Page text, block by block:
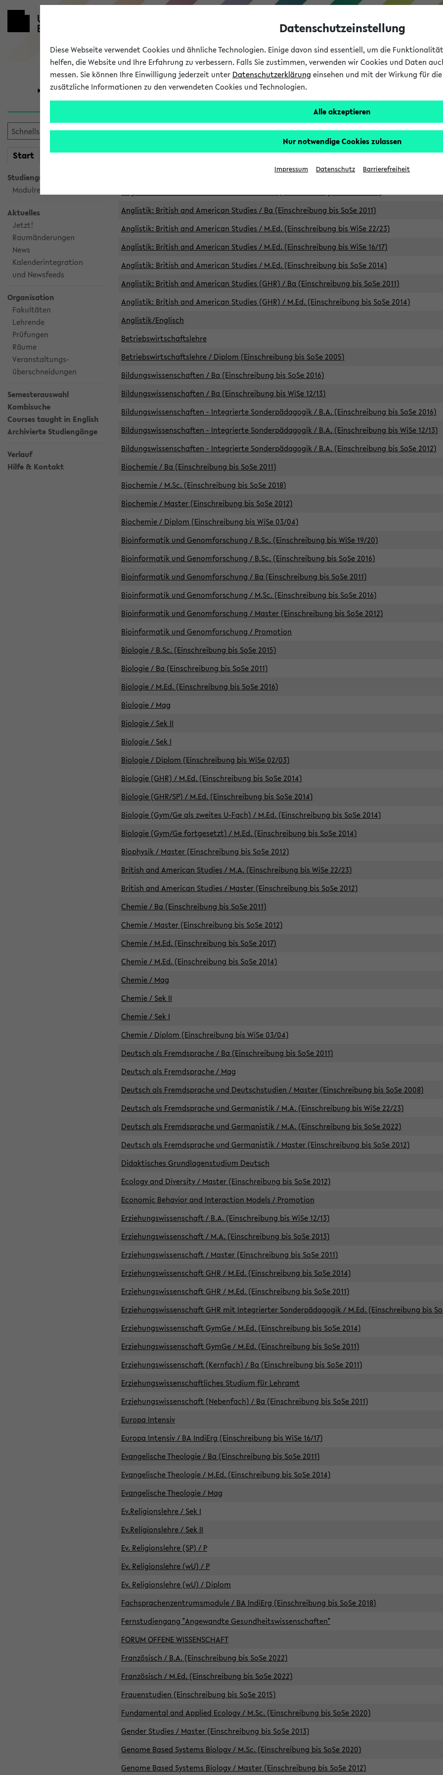
Universität Forschung Studium
Start meineKVV
Studiengangsauswahl
Modulrecherche
Aktuelles
Jetzt!
Raumänderungen
News
Kalenderintegration
und Newsfeeds
Organisation
Fakultäten
Lehrende
Prüfungen
Räume
Veranstaltungs-
überschneidungen
Semesterauswahl
Kombisuche
Courses taught in English
Archivierte Studiengänge
Verlauf
Hilfe & Kontakt
Archivierte Studiengänge
Anglistik: British and American Studies / B.A. (Einschreibung bis WiSe 16/17)
Anglistik: British and American Studies / B.A. (Einschreibung bis SoSe 2015)
Anglistik: British and American Studies / Ba (Einschreibung bis SoSe 2011)
Anglistik: British and American Studies / M.Ed. (Einschreibung bis WiSe 22/23)
Anglistik: British and American Studies / M.Ed. (Einschreibung bis WiSe 16/17)
Anglistik: British and American Studies / M.Ed. (Einschreibung bis SoSe 2014)
Anglistik: British and American Studies (GHR) / Ba (Einschreibung bis SoSe 2011)
Anglistik: British and American Studies (GHR) / M.Ed. (Einschreibung bis SoSe 2014)
Anglistik/Englisch
Betriebswirtschaftslehre
Betriebswirtschaftslehre / Diplom (Einschreibung bis SoSe 2005)
Bildungswissenschaften / Ba (Einschreibung bis SoSe 2016)
Bildungswissenschaften / Ba (Einschreibung bis WiSe 12/13)
Bildungswissenschaften - Integrierte Sonderpädagogik / B.A. (Einschreibung bis SoSe 2016)
Bildungswissenschaften - Integrierte Sonderpädagogik / B.A. (Einschreibung bis WiSe 12/13)
Bildungswissenschaften - Integrierte Sonderpädagogik / B.A. (Einschreibung bis SoSe 2012)
Biochemie / Ba (Einschreibung bis SoSe 2011)
Biochemie / M.Sc. (Einschreibung bis SoSe 2018)
Biochemie / Master (Einschreibung bis SoSe 2012)
Biochemie / Diplom (Einschreibung bis WiSe 03/04)
Bioinformatik und Genomforschung / B.Sc. (Einschreibung bis WiSe 19/20)
Bioinformatik und Genomforschung / B.Sc. (Einschreibung bis SoSe 2016)
Bioinformatik und Genomforschung / Ba (Einschreibung bis SoSe 2011)
Bioinformatik und Genomforschung / M.Sc. (Einschreibung bis SoSe 2016)
Bioinformatik und Genomforschung / Master (Einschreibung bis SoSe 2012)
Bioinformatik und Genomforschung / Promotion
Biologie / B.Sc. (Einschreibung bis SoSe 2015)
Biologie / Ba (Einschreibung bis SoSe 2011)
Biologie / M.Ed. (Einschreibung bis SoSe 2016)
Biologie / Mag
Biologie / Sek II
Biologie / Sek I
Biologie / Diplom (Einschreibung bis WiSe 02/03)
Biologie (GHR) / M.Ed. (Einschreibung bis SoSe 2014)
Biologie (GHR/SP) / M.Ed. (Einschreibung bis SoSe 2014)
Biologie (Gym/Ge als zweites U-Fach) / M.Ed. (Einschreibung bis SoSe 2014)
Biologie (Gym/Ge fortgesetzt) / M.Ed. (Einschreibung bis SoSe 2014)
Biophysik / Master (Einschreibung bis SoSe 2012)
British and American Studies / M.A. (Einschreibung bis WiSe 22/23)
British and American Studies / Master (Einschreibung bis SoSe 2012)
Chemie / Ba (Einschreibung bis SoSe 2011)
Chemie / Master (Einschreibung bis SoSe 2012)
Chemie / M.Ed. (Einschreibung bis SoSe 2017)
Chemie / M.Ed. (Einschreibung bis SoSe 2014)
Chemie / Mag
Chemie / Sek II
Chemie / Sek I
Chemie / Diplom (Einschreibung bis WiSe 03/04)
Deutsch als Fremdsprache / Ba (Einschreibung bis SoSe 2011)
Deutsch als Fremdsprache / Mag
Deutsch als Fremdsprache und Deutschstudien / Master (Einschreibung bis SoSe 2008)
Deutsch als Fremdsprache und Germanistik / M.A. (Einschreibung bis WiSe 22/23)
Deutsch als Fremdsprache und Germanistik / M.A. (Einschreibung bis SoSe 2022)
Deutsch als Fremdsprache und Germanistik / Master (Einschreibung bis SoSe 2012)
Didaktisches Grundlagenstudium Deutsch
Ecology and Diversity / Master (Einschreibung bis SoSe 2012)
Economic Behavior and Interaction Models / Promotion
Erziehungswissenschaft / B.A. (Einschreibung bis WiSe 12/13)
Erziehungswissenschaft / M.A. (Einschreibung bis SoSe 2013)
Erziehungswissenschaft / Master (Einschreibung bis SoSe 2011)
Erziehungswissenschaft GHR / M.Ed. (Einschreibung bis SoSe 2014)
Erziehungswissenschaft GHR / M.Ed. (Einschreibung bis SoSe 2011)
Erziehungswissenschaft GHR mit Integrierter Sonderpädagogik / M.Ed. (Einschreibung bis
Erziehungswissenschaft GymGe / M.Ed. (Einschreibung bis SoSe 2014)
Erziehungswissenschaft GymGe / M.Ed. (Einschreibung bis SoSe 2011)
Erziehungswissenschaft (Kernfach) / Ba (Einschreibung bis SoSe 2011)
Erziehungswissenschaftliches Studium für Lehramt
Erziehungswissenschaft (Nebenfach) / Ba (Einschreibung bis SoSe 2011)
Europa Intensiv
Europa Intensiv / BA IndiErg (Einschreibung bis WiSe 16/17)
Evangelische Theologie / Ba (Einschreibung bis SoSe 2011)
Evangelische Theologie / M.Ed. (Einschreibung bis SoSe 2014)
Evangelische Theologie / Mag
Ev.Religionslehre / Sek I
Ev.Religionslehre / Sek II
Ev. Religionslehre (SP) / P
Ev. Religionslehre (wU) / P
Ev. Religionslehre (wU) / Diplom
Fachsprachenzentrumsmodule / BA IndiErg (Einschreibung bis SoSe 2018)
Fernstudiengang "Angewandte Gesundheitswissenschaften"
FORUM OFFENE WISSENSCHAFT
Französisch / B.A. (Einschreibung bis SoSe 2022)
Französisch / M.Ed. (Einschreibung bis SoSe 2022)
Frauenstudien (Einschreibung bis SoSe 2015)
Fundamental and Applied Ecology / M.Sc. (Einschreibung bis SoSe 2020)
Gender Studies / Master (Einschreibung bis SoSe 2013)
Genome Based Systems Biology / M.Sc. (Einschreibung bis SoSe 2020)
Genome Based Systems Biology / Master (Einschreibung bis SoSe 2012)
Datenschutzeinstellung
Diese Webseite verwendet Cookies und ähnliche Technologien. Einige davon sind essentiell, um die
helfen, die Website und Ihre Erfahrung zu verbessern. Falls Sie zustimmen, verwenden wir Cookies und Daten
messen. Sie können Ihre Einwilligung jederzeit unter Datenschutzerklärung einsehen und mit der Wirkung für
zusätzliche Informationen zu den verwendeten Cookies und Technologien.
Alle akzeptieren
Nur notwendige Cookies zulassen
Impressum Datenschutz Barrierefreiheit